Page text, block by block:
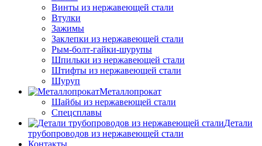
Винты из нержавеющей стали
Втулки
Зажимы
Заклепки из нержавеющей стали
Рым-болт-гайки-шурупы
Шпильки из нержавеющей стали
Штифты из нержавеющей стали
Шуруп
Металлопрокат
Шайбы из нержавеющей стали
Спецсплавы
Детали
трубопроводов из нержавеющей стали